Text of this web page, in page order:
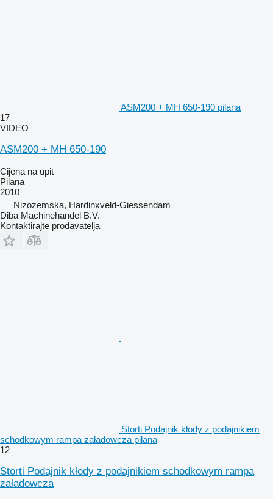
ASM200 + MH 650-190 pilana
17
VIDEO
ASM200 + MH 650-190
Cijena na upit
Pilana
2010
Nizozemska, Hardinxveld-Giessendam
Diba Machinehandel B.V.
Kontaktirajte prodavatelja
Storti Podajnik kłody z podajnikiem
schodkowym rampa załadowcza pilana
12
Storti Podajnik kłody z podajnikiem schodkowym rampa
załadowcza